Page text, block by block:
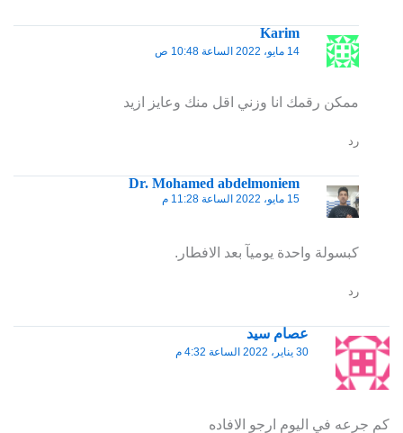
Karim
14 مايو، 2022 الساعة 10:48 ص
ممكن رقمك انا وزني اقل منك وعايز ازيد
رد
Dr. Mohamed abdelmoniem
15 مايو، 2022 الساعة 11:28 م
كبسولة واحدة يوميآ بعد الافطار.
رد
عصام سيد
30 يناير، 2022 الساعة 4:32 م
كم جرعه في اليوم ارجو الافاده